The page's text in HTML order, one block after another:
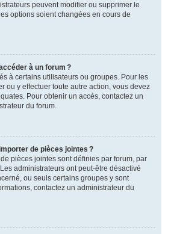
peuvent modifier ou supprimer le
options soient changées en cours de
à un forum ?
à certains utilisateurs ou groupes. Pour les
ou y effectuer toute autre action, vous devez
Pour obtenir un accès, contactez un
du forum.
de pièces jointes ?
pièces jointes sont définies par forum, par
administrateurs ont peut-être désactivé
ou seuls certains groupes y sont
contactez un administrateur du